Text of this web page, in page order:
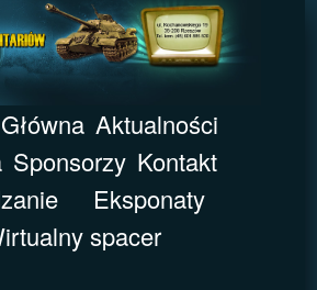
Aktualności
Sponsorzy Kontakt
Eksponaty
spacer